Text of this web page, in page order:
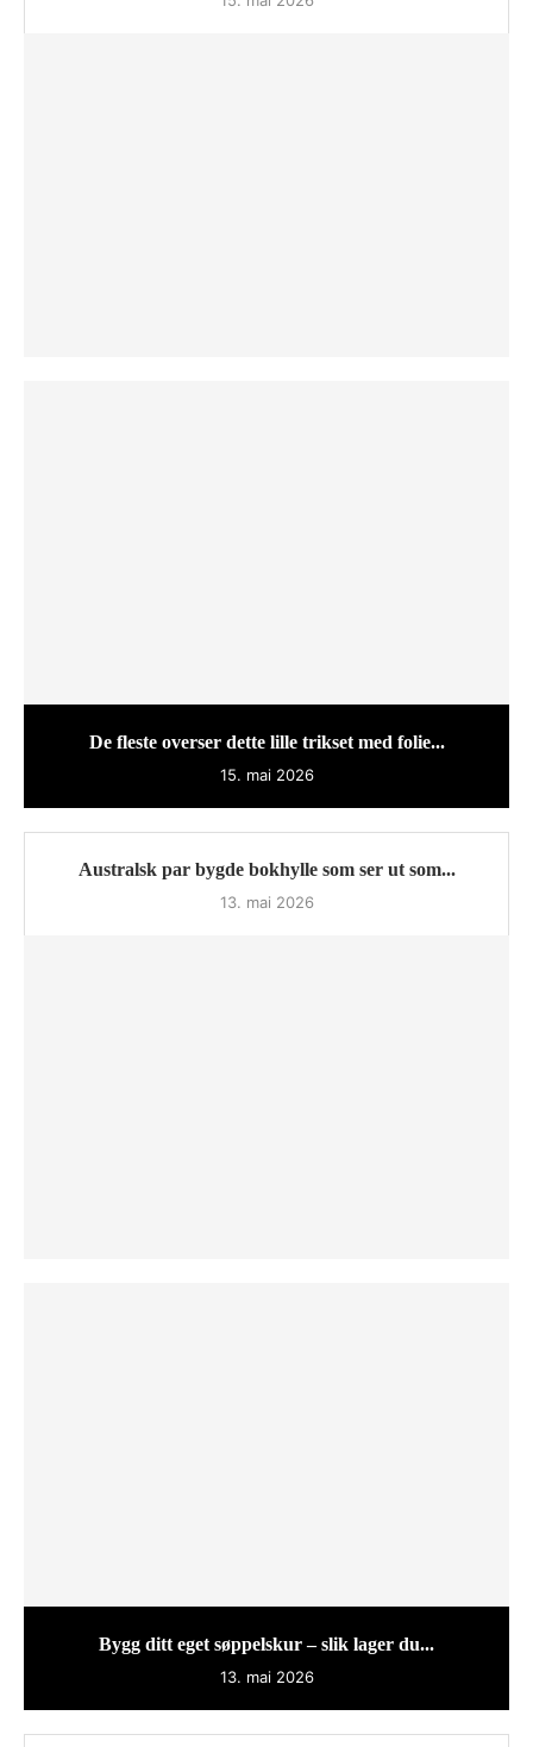
De fleste overser dette lille trikset med folie...
15. mai 2026
Australsk par bygde bokhylle som ser ut som...
13. mai 2026
Bygg ditt eget søppelskur – slik lager du...
13. mai 2026